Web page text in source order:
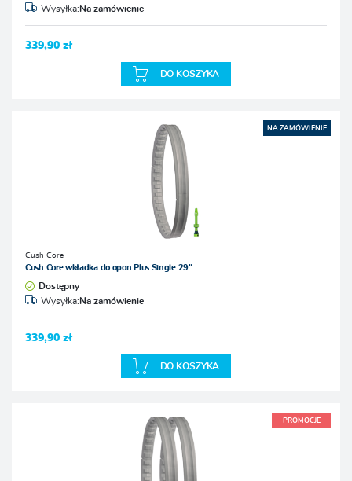
Wysyłka:Na zamówienie
339,90 zł
DO KOSZYKA
NA ZAMÓWIENIE
Cush Core
Cush Core wkładka do opon Plus Single 29"
Dostępny
Wysyłka:Na zamówienie
339,90 zł
DO KOSZYKA
PROMOCJE